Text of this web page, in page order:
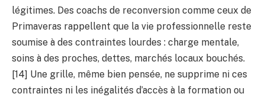
légitimes. Des coachs de reconversion comme ceux de
Primaveras rappellent que la vie professionnelle reste
soumise à des contraintes lourdes : charge mentale,
soins à des proches, dettes, marchés locaux bouchés.
[14] Une grille, même bien pensée, ne supprime ni ces
contraintes ni les inégalités d’accès à la formation ou